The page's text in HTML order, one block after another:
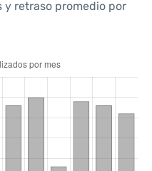
retraso promedio por